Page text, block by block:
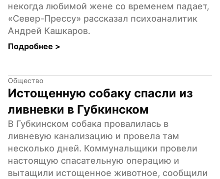
некогда любимой жене со временем падает,
«Север-Прессу» рассказал психоаналитик
Андрей Кашкаров.
Подробнее >
Общество
Истощенную собаку спасли из
ливневки в Губкинском
В Губкинском собака провалилась в
ливневую канализацию и провела там
несколько дней. Коммунальщики провели
настоящую спасательную операцию и
вытащили истощенное животное, сообщили